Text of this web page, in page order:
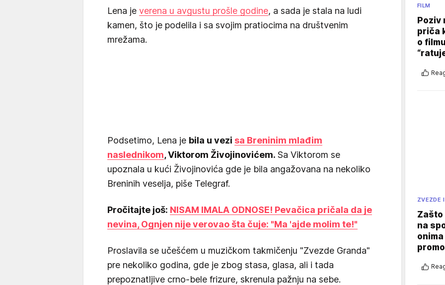
Lena je verena u avgustu prošle godine, a sada je stala na ludi
kamen, što je podelila i sa svojim pratiocima na društvenim
mrežama.
Podsetimo, Lena je bila u vezi sa Breninim mlađim
naslednikom, Viktorom Živojinovićem. Sa Viktorom se
upoznala u kući Živojinovića gde je bila angažovana na nekoliko
Breninih veselja, piše Telegraf.
Pročitajte još: NISAM IMALA ODNOSE! Pevačica pričala da je
nevina, Ognjen nije verovao šta čuje: "Ma 'ajde molim te!"
Proslavila se učešćem u muzičkom takmičenju "Zvezde Granda"
pre nekoliko godina, gde je zbog stasa, glasa, ali i tada
prepoznatljive crno-bele frizure, skrenula pažnju na sebe.
FILM
Poziv
priča
o
ZVEZDE
Zašto
na